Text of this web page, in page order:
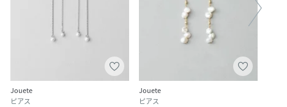
Jouete
ピアス
Jouete
ピアス